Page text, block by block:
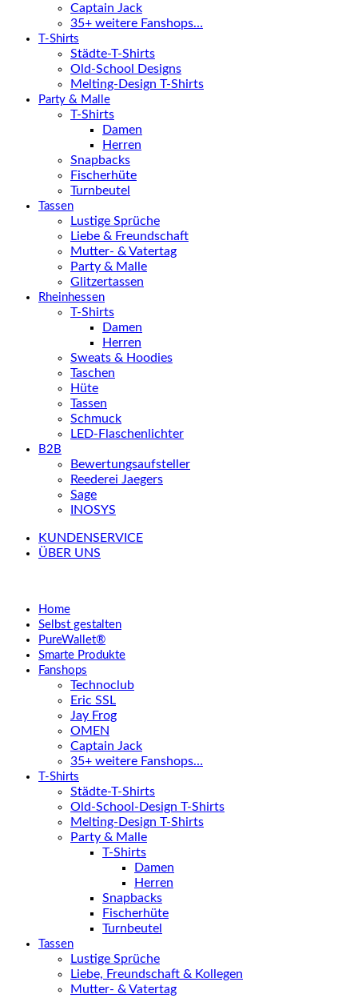
Captain Jack
35+ weitere Fanshops…
T-Shirts
Städte-T-Shirts
Old-School Designs
Melting-Design T-Shirts
Party & Malle
T-Shirts
Damen
Herren
Snapbacks
Fischerhüte
Turnbeutel
Tassen
Lustige Sprüche
Liebe & Freundschaft
Mutter- & Vatertag
Party & Malle
Glitzertassen
Rheinhessen
T-Shirts
Damen
Herren
Sweats & Hoodies
Taschen
Hüte
Tassen
Schmuck
LED-Flaschenlichter
B2B
Bewertungsaufsteller
Reederei Jaegers
Sage
INOSYS
KUNDENSERVICE
ÜBER UNS
Home
Selbst gestalten
PureWallet®
Smarte Produkte
Fanshops
Technoclub
Eric SSL
Jay Frog
OMEN
Captain Jack
35+ weitere Fanshops…
T-Shirts
Städte-T-Shirts
Old-School-Design T-Shirts
Melting-Design T-Shirts
Party & Malle
T-Shirts
Damen
Herren
Snapbacks
Fischerhüte
Turnbeutel
Tassen
Lustige Sprüche
Liebe, Freundschaft & Kollegen
Mutter- & Vatertag